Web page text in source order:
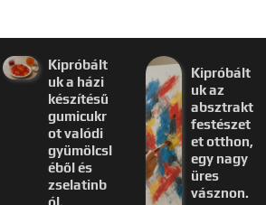
Kipróbált
uk a házi
készítésű
gumicukr
ot valódi
gyümölcsl
éből és
zselatinb
ól.
Kipróbált
uk az
absztrakt
festészet
et otthon,
egy nagy
üres
vásznon.